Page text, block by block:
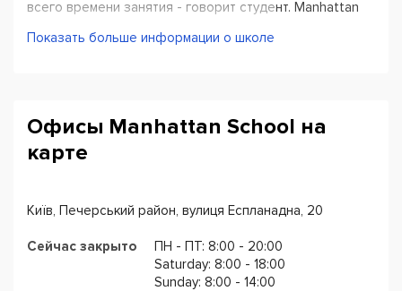
всего времени занятия - говорит студент. Manhattan
School использует различные программы
преподавания языка, сочетание классических и
желающих посетить первый бесплатный урок.
Показать больше информации о школе
Офисы Manhattan School на
карте
Київ, Печерський район, вулиця Еспланадна, 20
Сейчас закрыто
ПН - ПТ: 8:00 - 20:00
Saturday: 8:00 - 18:00
Sunday: 8:00 - 14:00